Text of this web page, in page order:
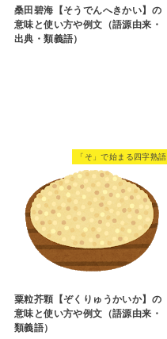
桑田碧海【そうでんへきかい】の
意味と使い方や例文（語源由来・
出典・類義語）
「そ」で始まる四字熟語
粟粒芥顆【ぞくりゅうかいか】の
意味と使い方や例文（語源由来・
類義語）